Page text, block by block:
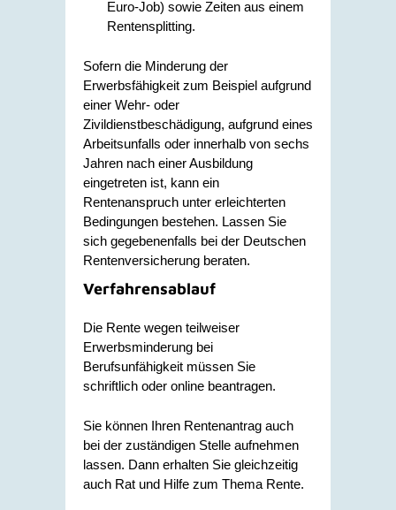
Euro-Job) sowie Zeiten aus einem
Rentensplitting.
Sofern die Minderung der
Erwerbsfähigkeit zum Beispiel aufgrund
einer Wehr- oder
Zivildienstbeschädigung, aufgrund eines
Arbeitsunfalls oder innerhalb von sechs
Jahren nach einer Ausbildung
eingetreten ist, kann ein
Rentenanspruch unter erleichterten
Bedingungen bestehen. Lassen Sie
sich gegebenenfalls bei der Deutschen
Rentenversicherung beraten.
Verfahrensablauf
Die Rente wegen teilweiser
Erwerbsminderung bei
Berufsunfähigkeit müssen Sie
schriftlich oder online beantragen.
Sie können Ihren Rentenantrag auch
bei der zuständigen Stelle aufnehmen
lassen. Dann erhalten Sie gleichzeitig
auch Rat und Hilfe zum Thema Rente.